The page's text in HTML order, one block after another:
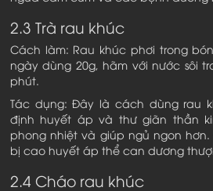
2.3 Trà rau khúc
Cách làm: Rau khúc phơi trong
ngày dùng 20g, hãm với nước sôi
phút.
Tác dụng: Đây là cách dùng rau
định huyết áp và thư giãn thần
phong nhiệt và giúp ngủ ngon
bị cao huyết áp thể can dương
2.4 Cháo rau khúc